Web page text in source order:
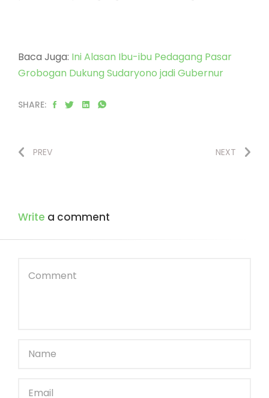
Baca Juga: Ini Alasan Ibu-ibu Pedagang Pasar
Grobogan Dukung Sudaryono jadi Gubernur
SHARE:
PREV NEXT
Write a comment